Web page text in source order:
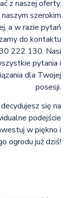
z naszej oferty.
szerokim
a w razie pytań
do kontaktu
222 130. Nasi
pytania i
dla Twojej
posesji.
się na
podejście
w piękno i
ogrodu już dziś!